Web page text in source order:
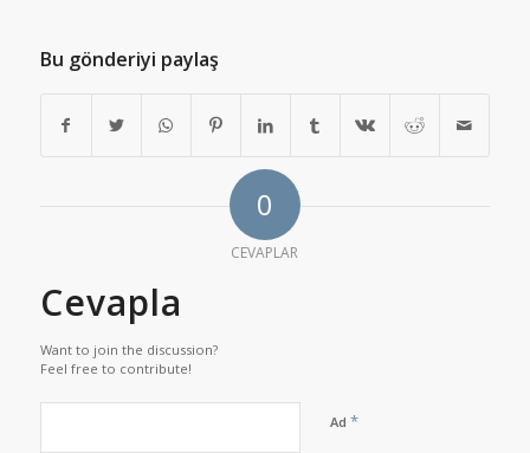
Bu gönderiyi paylaş
0
CEVAPLAR
Cevapla
Want to join the discussion?
Feel free to contribute!
Ad *